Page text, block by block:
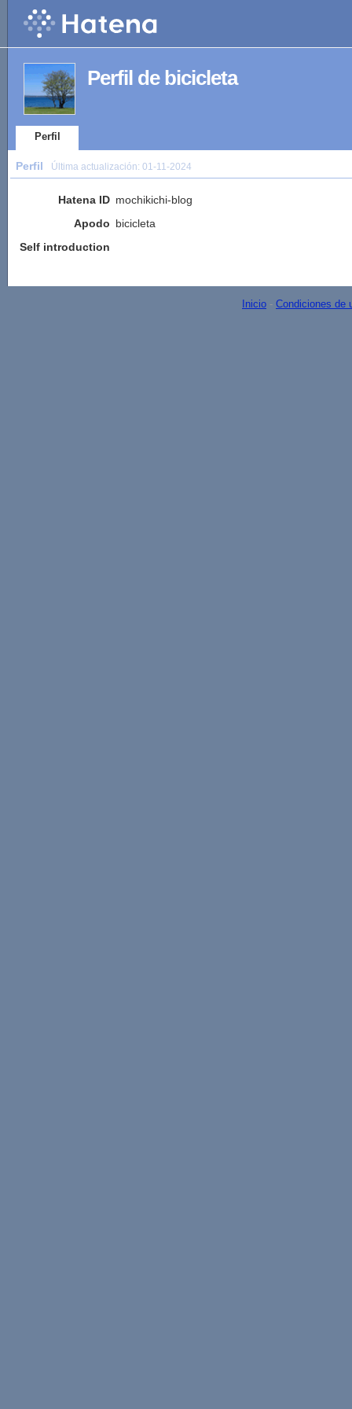
Perfil de bicicleta
Perfil
Perfil Última actualización: 01-11-2024
Hatena ID mochikichi-blog
Apodo bicicleta
Self introduction
Inicio - Condiciones de